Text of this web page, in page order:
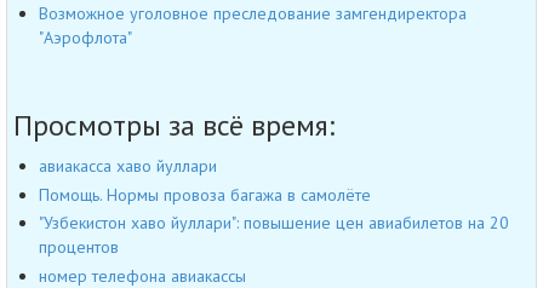
Возможное уголовное преследование замгендиректора
"Аэрофлота"
Просмотры за всё время:
авиакасса хаво йуллари
Помощь. Нормы провоза багажа в самолёте
"Узбекистон хаво йуллари": повышение цен авиабилетов на 20
процентов
номер телефона авиакассы